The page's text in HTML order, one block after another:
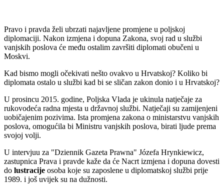
Pravo i pravda želi ubrzati najavljene promjene u poljskoj
diplomaciji. Nakon izmjena i dopuna Zakona, svoj rad u službi
vanjskih poslova će među ostalim završiti diplomati obučeni u
Moskvi.
Kad bismo mogli očekivati nešto ovakvo u Hrvatskoj? Koliko bi
diplomata ostalo u službi kad bi se sličan zakon donio i u Hrvatskoj?
U prosincu 2015. godine, Poljska Vlada je ukinula natječaje za
rukovodeća radna mjesta u državnoj službi. Natječaji su zamijenjeni
uobičajenim pozivima. Ista promjena zakona o ministarstvu vanjskih
poslova, omogućila bi Ministru vanjskih poslova, birati ljude prema
svojoj volji.
U intervjuu za "Dziennik Gazeta Prawna" Józefa Hrynkiewicz,
zastupnica Prava i pravde kaže da će Nacrt izmjena i dopuna dovesti
do lustracije osoba koje su zaposlene u diplomatskoj službi prije
1989. i još uvijek su na dužnosti.